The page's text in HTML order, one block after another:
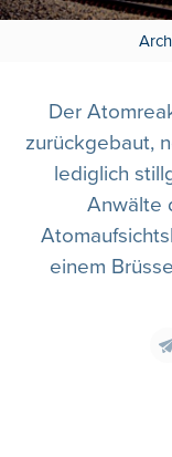
Der
zurückgebaut,
lediglich
Anwälte
einem